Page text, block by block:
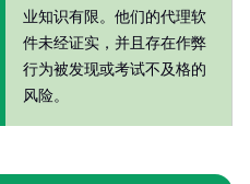
业知识有限。他们的代理软
件未经证实，并且存在作弊
行为被发现或考试不及格的
风险。